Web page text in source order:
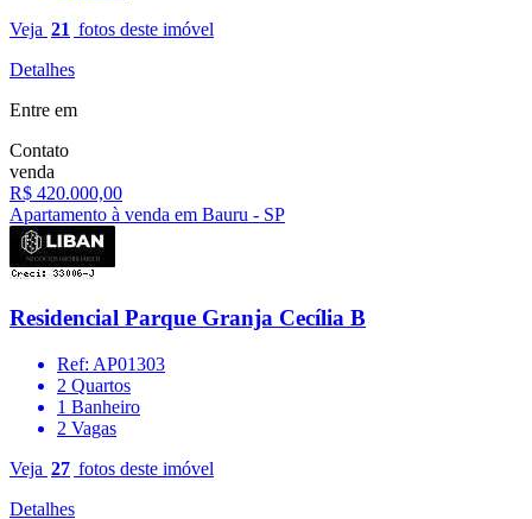
Veja 21 fotos deste imóvel
Detalhes
Entre em
Contato
venda
R$ 420.000,00
Apartamento à venda em Bauru - SP
Residencial Parque Granja Cecília B
Ref: AP01303
2 Quartos
1 Banheiro
2 Vagas
Veja 27 fotos deste imóvel
Detalhes